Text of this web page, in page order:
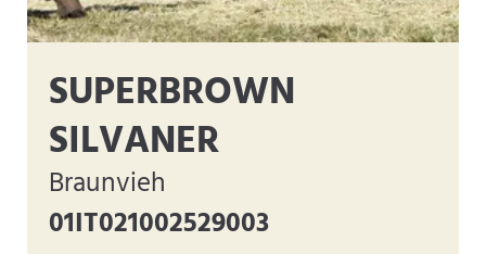
SUPERBROWN
SILVANER
Braunvieh
01IT021002529003